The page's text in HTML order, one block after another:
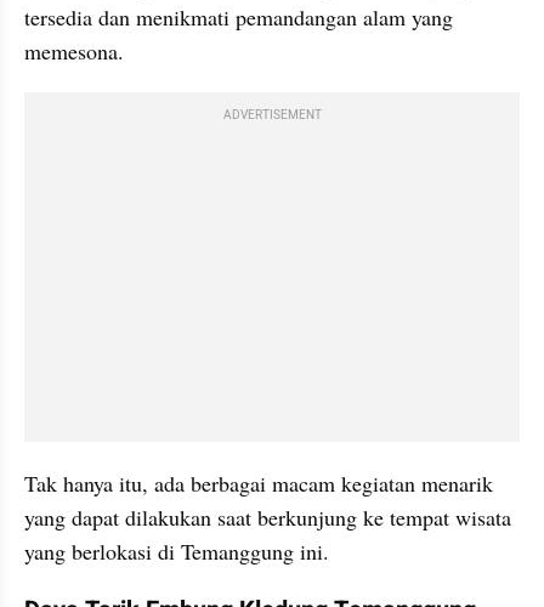
tersedia dan menikmati pemandangan alam yang
memesona.
ADVERTISEMENT
Tak hanya itu, ada berbagai macam kegiatan menarik
yang dapat dilakukan saat berkunjung ke tempat wisata
yang berlokasi di Temanggung ini.